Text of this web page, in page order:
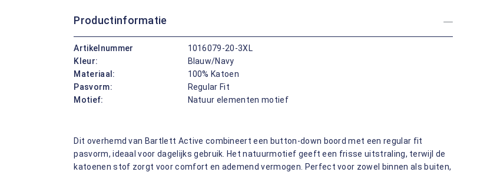
Productinformatie
Artikelnummer
1016079-20-3XL
Kleur:
Blauw/Navy
Materiaal:
100% Katoen
Pasvorm:
Regular Fit
Motief:
Natuur elementen motief
Dit overhemd van Bartlett Active combineert een button-down boord met een regular fit
pasvorm, ideaal voor dagelijks gebruik. Het natuurmotief geeft een frisse uitstraling, terwijl de
katoenen stof zorgt voor comfort en ademend vermogen. Perfect voor zowel binnen als buiten,